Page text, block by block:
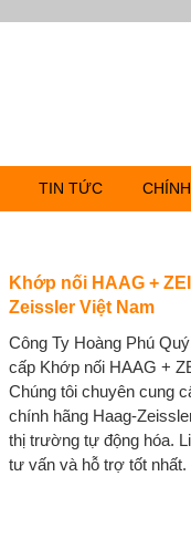
Khớp nối HAAG +
Zeissler Việt Nam
Công Ty Hoàng Phú
cấp Khớp nối HAAG +
Chúng tôi chuyên cung
chính hãng Haag-
thị trường tự động hóa.
tư vấn và hỗ trợ tốt nhất.
TIN TỨC